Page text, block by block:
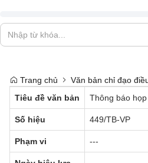
Trang chủ Văn bản chỉ đạo
Tiêu đề văn bản
Thông báo
Số hiệu 449/TB-VP
Phạm vi ---